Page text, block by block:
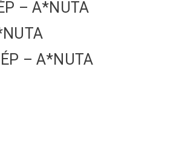
– A*NUTA
– A*NUTA